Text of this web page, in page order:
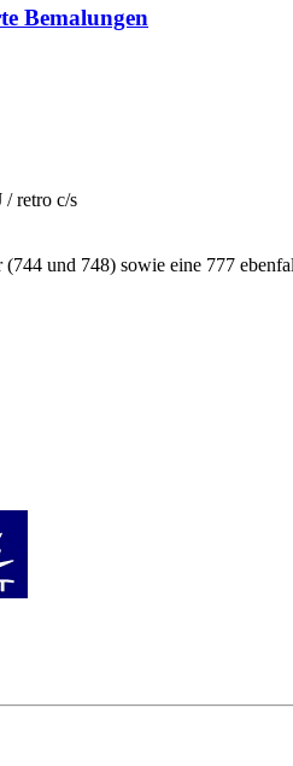
Bemalungen
retro c/s
und 748) sowie eine 777